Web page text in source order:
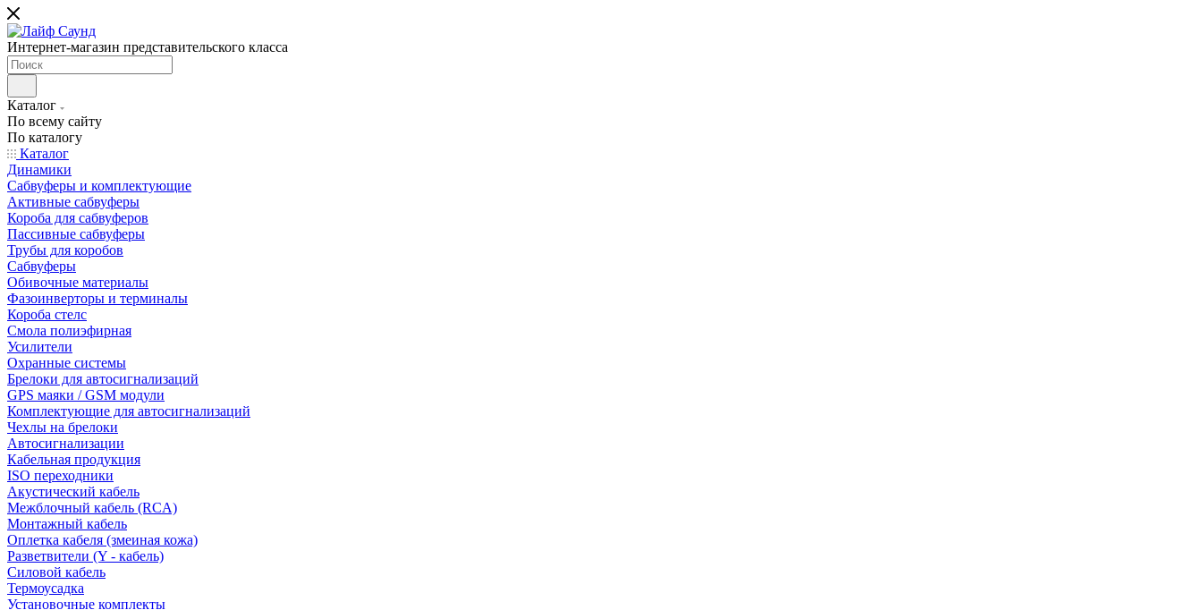
Интернет-магазин представительского класса
Каталог
По всему сайту
По каталогу
Каталог
Динамики
Сабвуферы и комплектующие
Активные сабвуферы
Короба для сабвуферов
Пассивные сабвуферы
Трубы для коробов
Сабвуферы
Обивочные материалы
Фазоинверторы и терминалы
Короба стелс
Смола полиэфирная
Усилители
Охранные системы
Брелоки для автосигнализаций
GPS маяки / GSM модули
Комплектующие для автосигнализаций
Чехлы на брелоки
Автосигнализации
Кабельная продукция
ISO переходники
Акустический кабель
Межблочный кабель (RCA)
Монтажный кабель
Оплетка кабеля (змеиная кожа)
Разветвители (Y - кабель)
Силовой кабель
Термоусадка
Установочные комплекты